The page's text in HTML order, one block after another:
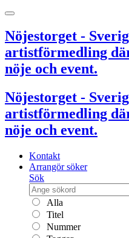
Nöjestorget -
artistförmedling
nöje och event.
Nöjestorget -
artistförmedling
nöje och event.
Kontakt
Arrangör söker
Sök
Alla
Titel
Nummer